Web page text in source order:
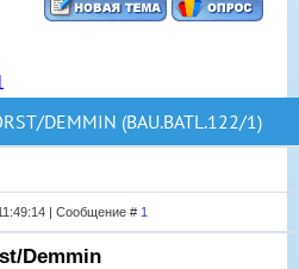
DEMMIN (BAU.BATL.122/1)
| Сообщение # 1
Demmin